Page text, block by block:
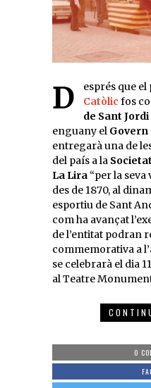
Després que
Catòlic fos
de Sant Jordi
enguany el Govern
entregarà una de
del país a la
La Lira “per la
des de 1870, al
esportiu de Sant
com ha avançat
de l’entitat podran
commemorativa a
se celebrarà el dia
al Teatre
0